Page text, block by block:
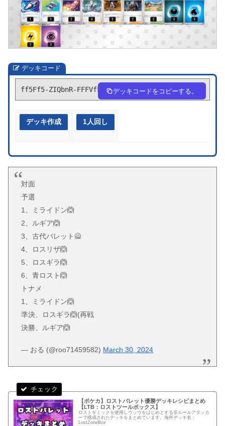
デッキコード
ff5Ff5-ZIQbnR-FFFVfk デッキコードをコピーする。
デッキ作成 1人回し
対面
予選
1、ミライドン🙆
2、ルギア🙆
3、古代バレット🙅
4、ロスリザ🙆
5、ロスギラ🙆
6、青ロスト🙆
トナメ
1、ミライドン🙆
準決、ロスギラ🙆(再戦
決勝、ルギア🙆
— おる (@roo71459582) March 30, 2024
【ポケカ】ロストバレット優勝デッキレシピまとめ
【LTB：ロストツールボックス】
ロストギミックを使用しウッウをはじめとする非ルールアタッカ
ーで構成されたデッキをまとめています。海外デッキ名：
LostZoneBox